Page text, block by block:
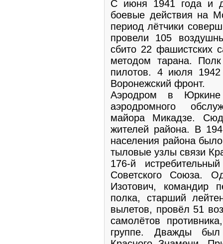
С июня 1941 года и
боевые действия на
период лётчики
провели 105
сбито 22 фашистских
методом тарана.
пилотов. 4 июля 1942
Воронежский фронт.
Аэродром в Юркине
аэродромного
майора Микадзе.
жителей района. В
населения района
тыловые узлы связи
176-й
Советского Союза.
Изотович, командир
полка, старший
вылетов, провёл 51
самолётов
группе. Дважды был